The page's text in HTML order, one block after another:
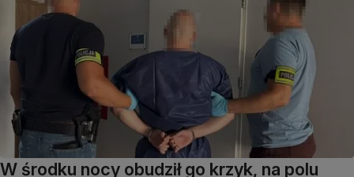
W środku nocy obudził go krzyk, na polu